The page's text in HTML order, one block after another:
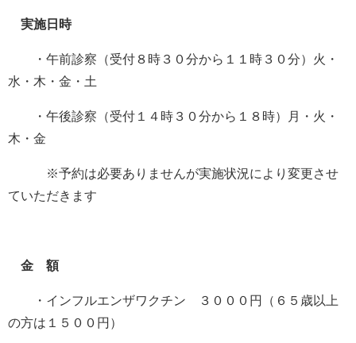
実施日時
・午前診察（受付８時３０分から１１時３０分）火・
水・木・金・土
・午後診察（受付１４時３０分から１８時）月・火・
木・金
※予約は必要ありませんが実施状況により変更させ
ていただきます
金 額
・インフルエンザワクチン ３０００円（６５歳以上
の方は１５００円）